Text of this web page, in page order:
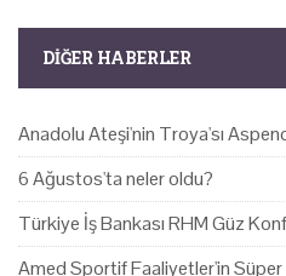
DIĞER HABERLER
Anadolu Ateşi'nin Troya'sı
6 Ağustos'ta neler oldu?
Türkiye İş Bankası RHM Güz
Amed Sportif Faaliyetler'in Süper